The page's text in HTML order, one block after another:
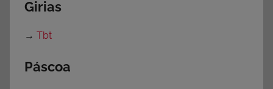
Girias
→ Tbt
Páscoa